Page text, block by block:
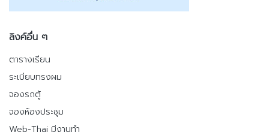
ลิงค์อื่น ๆ
ตารางเรียน
ระเบียบทรงผม
จองรถตู้
จองห้องประชุม
Web-Thai มีงานทำ